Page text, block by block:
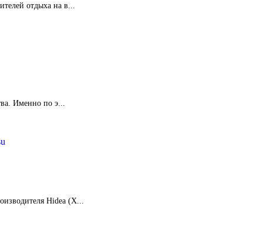
отдыха на в...
Именно по э...
Hidea (Х...